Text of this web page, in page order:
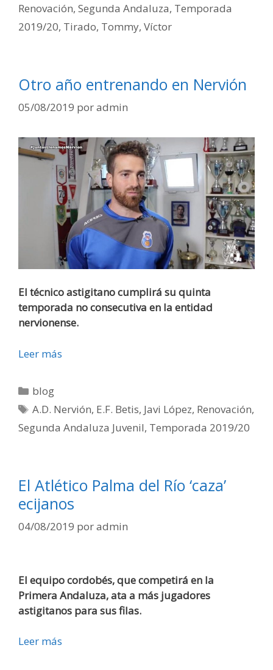
Renovación, Segunda Andaluza, Temporada
2019/20, Tirado, Tommy, Víctor
Otro año entrenando en Nervión
05/08/2019 poradmin
El técnico astigitano cumplirá su quinta
temporada no consecutiva en la entidad
nervionense.
Leer más
blog
A.D. Nervión, E.F. Betis, Javi López, Renovación,
Segunda Andaluza Juvenil, Temporada 2019/20
El Atlético Palma del Río ‘caza’
ecijanos
04/08/2019 poradmin
El equipo cordobés, que competirá en la
Primera Andaluza, ata a más jugadores
astigitanos para sus filas.
Leer más